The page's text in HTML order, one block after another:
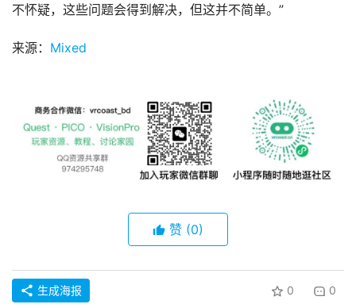
R
区
不怀疑，这些问题会得到解决，但这并不简单。”
来源： Mixed
赞 (0)
生成海报 0 0